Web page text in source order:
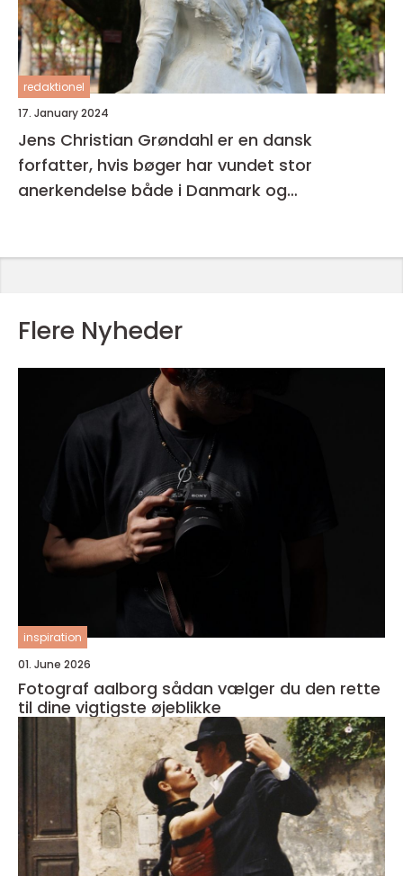
redaktionel
17. January 2024
Jens Christian Grøndahl er en dansk
forfatter, hvis bøger har vundet stor
anerkendelse både i Danmark og
Flere Nyheder
inspiration
01. June 2026
Fotograf aalborg sådan vælger du den rette
til dine vigtigste øjeblikke